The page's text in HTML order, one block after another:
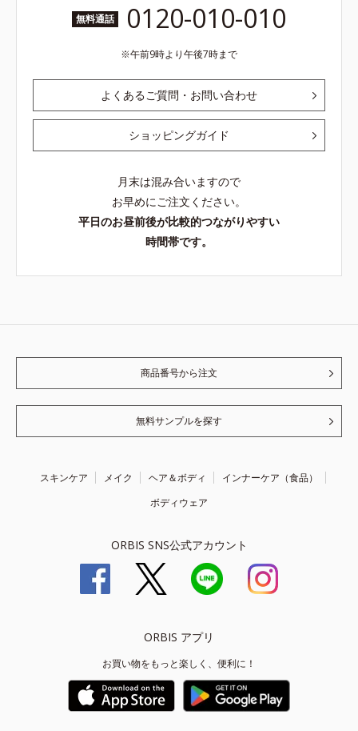
無料通話 0120-010-010
午前9時より午後7時まで
よくあるご質問・お問い合わせ
ショッピングガイド
月末は混み合いますので
お早めにご注文ください。
平日のお昼前後が比較的つながりやすい
時間帯です。
商品番号から注文
無料サンプルを探す
スキンケア メイク ヘア＆ボディ
インナーケア（食品）
ボディウェア
ORBIS SNS公式アカウント
ORBIS アプリ
お買い物をもっと楽しく、便利に！